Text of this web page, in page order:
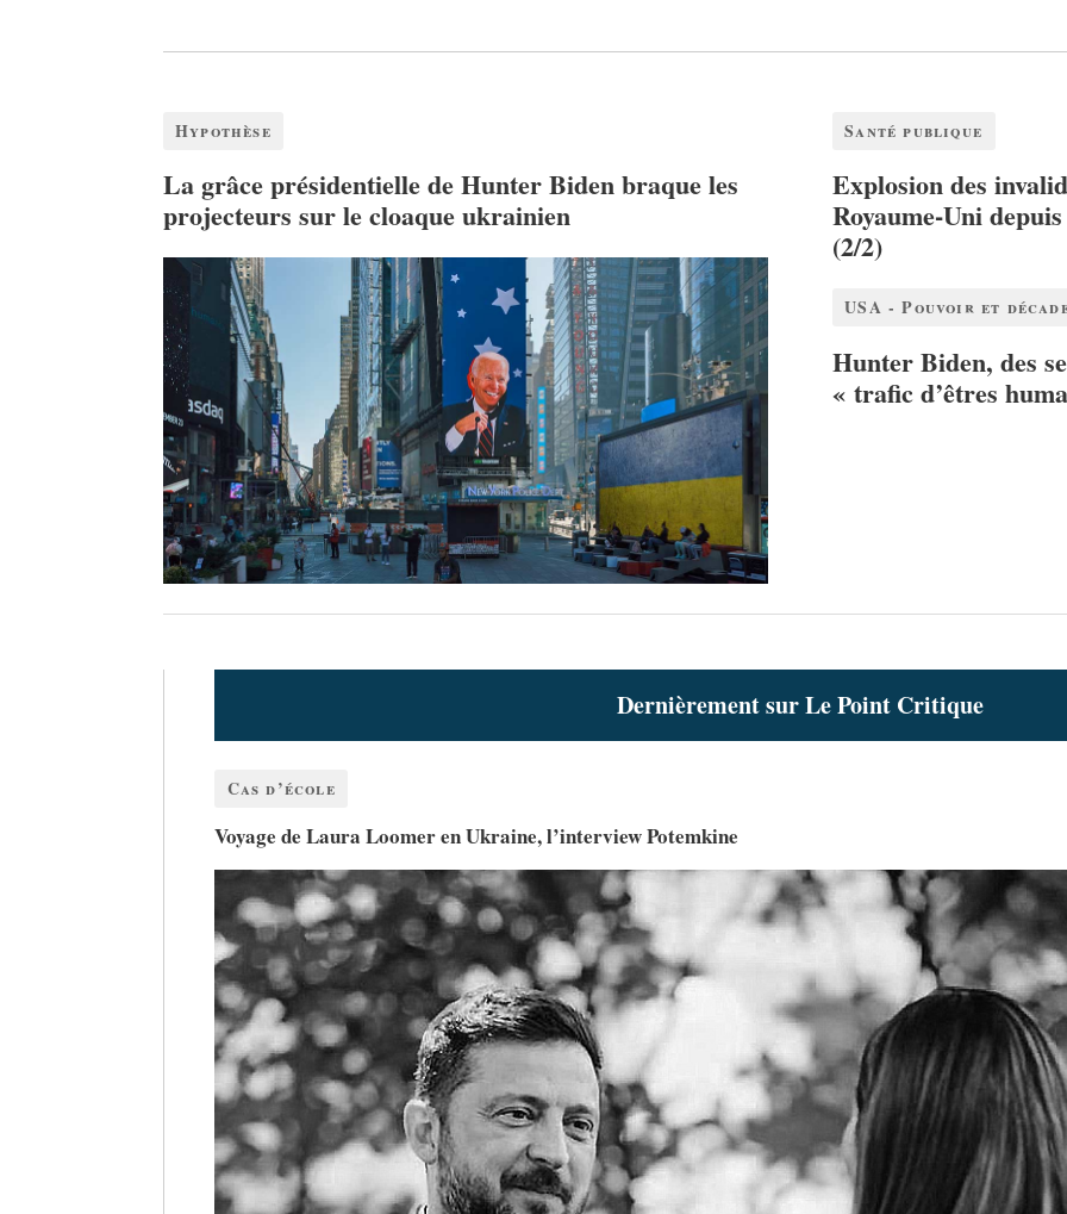
Hypothèse
La grâce présidentielle de Hunter Biden braque les
projecteurs sur le cloaque ukrainien
Santé publique
Explosion des
Royaume-Uni
(2/2)
USA - Pouvoir et
Hunter Biden, des
« trafic d’êtres
Dernièrement sur Le Point Critique
Cas d’école
Voyage de Laura Loomer en Ukraine, l’interview Potemkine